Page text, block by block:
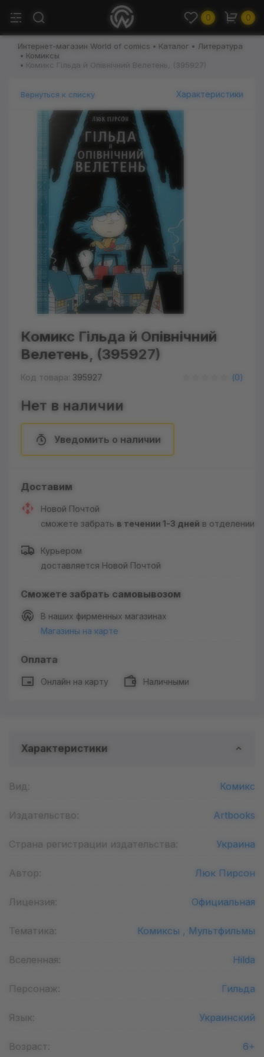
0 0
Интернет-магазин World of comics Каталог
Литература
Комиксы
Комикс Гільда й Опівнічний Велетень, (395927)
Вернуться к списку Характеристики
Комикс Гільда й Опівнічний
Велетень, (395927)
Код товара: 395927 (0)
Нет в наличии
Уведомить о наличии
Доставим
Новой Почтой
сможете забрать в течении 1-3 дней в отделении
Курьером
доставляется Новой Почтой
Сможете забрать самовывозом
В наших фирменных магазинах
Магазины на карте
Оплата
Онлайн на карту Наличными
Характеристики
Вид: Комикс
Издательство: Artbooks
Страна регистрации издательства: Украина
Автор: Люк Пирсон
Лицензия: Официальная
Тематика: Комиксы , Мультфильмы
Вселенная: Hilda
Персонаж: Гильда
Язык: Украинский
Возраст: 6+